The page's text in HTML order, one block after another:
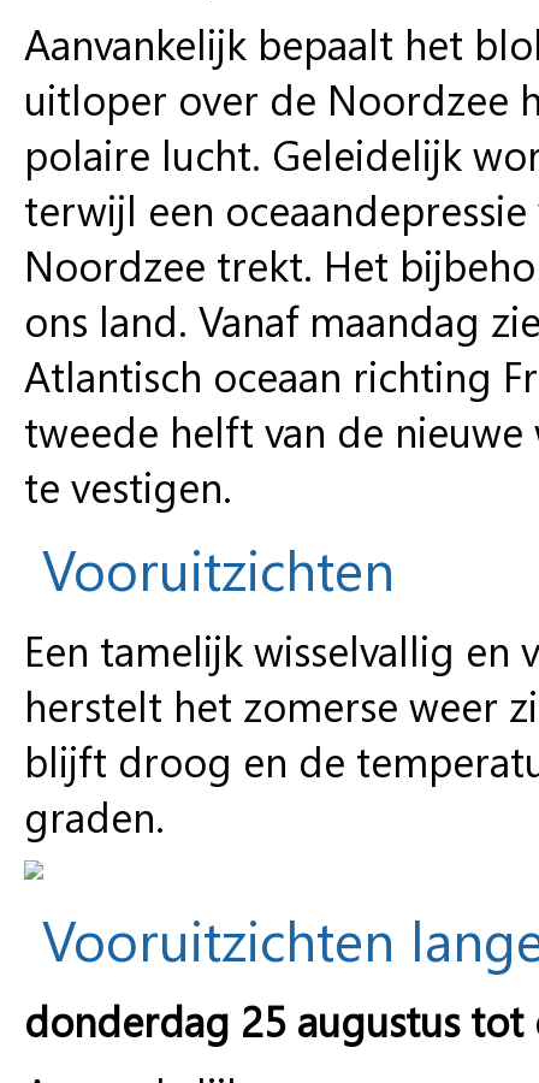
Aanvankelijk bepaalt het
uitloper over de Noordzee
polaire lucht. Geleidelijk
terwijl een
Noordzee trekt. Het
ons land. Vanaf maandag
Atlantisch oceaan richting
tweede helft van de nieuwe
te vestigen.
Vooruitzichten
Een tamelijk wisselvallig en
herstelt het zomerse weer
blijft droog en de
graden.
Vooruitzichten
donderdag 25 augustus